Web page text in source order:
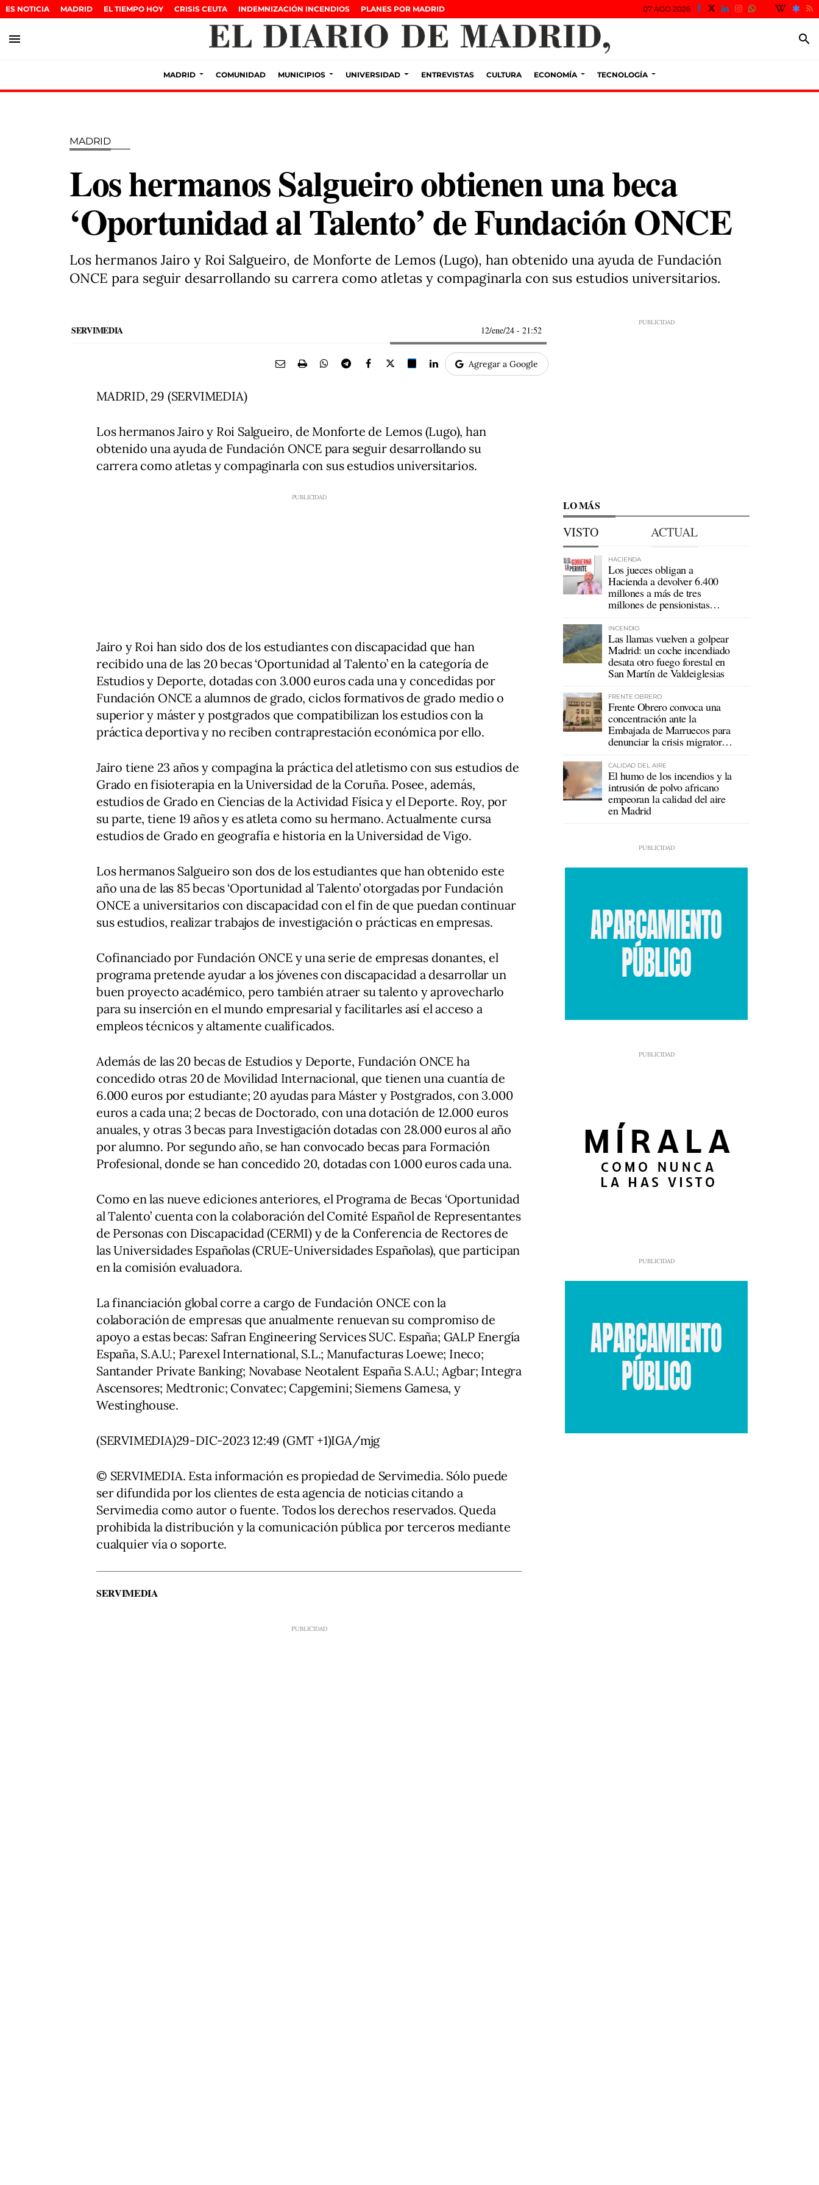
ES NOTICIA MADRID EL TIEMPO HOY CRISIS CEUTA INDEMNIZACIÓN INCENDIOS PLANES POR MADRID 07 AGO 2026
menu search
MADRID COMUNIDAD MUNICIPIOS UNIVERSIDAD ENTREVISTAS CULTURA ECONOMÍA TECNOLOGÍA
MADRID
Los hermanos Salgueiro obtienen una beca
‘Oportunidad al Talento’ de Fundación ONCE
Los hermanos Jairo y Roi Salgueiro, de Monforte de Lemos (Lugo), han obtenido una ayuda de Fundación
ONCE para seguir desarrollando su carrera como atletas y compaginarla con sus estudios universitarios.
SERVIMEDIA 12/ene/24 - 21:52
Agregar a Google
MADRID, 29 (SERVIMEDIA)
Los hermanos Jairo y Roi Salgueiro, de Monforte de Lemos (Lugo), han
obtenido una ayuda de Fundación ONCE para seguir desarrollando su
carrera como atletas y compaginarla con sus estudios universitarios.
Jairo y Roi han sido dos de los estudiantes con discapacidad que han
recibido una de las 20 becas ‘Oportunidad al Talento’ en la categoría de
Estudios y Deporte, dotadas con 3.000 euros cada una y concedidas por
Fundación ONCE a alumnos de grado, ciclos formativos de grado medio o
superior y máster y postgrados que compatibilizan los estudios con la
práctica deportiva y no reciben contraprestación económica por ello.
Jairo tiene 23 años y compagina la práctica del atletismo con sus estudios de
Grado en fisioterapia en la Universidad de la Coruña. Posee, además,
estudios de Grado en Ciencias de la Actividad Física y el Deporte. Roy, por
su parte, tiene 19 años y es atleta como su hermano. Actualmente cursa
estudios de Grado en geografía e historia en la Universidad de Vigo.
Los hermanos Salgueiro son dos de los estudiantes que han obtenido este
año una de las 85 becas ‘Oportunidad al Talento’ otorgadas por Fundación
ONCE a universitarios con discapacidad con el fin de que puedan continuar
sus estudios, realizar trabajos de investigación o prácticas en empresas.
Cofinanciado por Fundación ONCE y una serie de empresas donantes, el
programa pretende ayudar a los jóvenes con discapacidad a desarrollar un
buen proyecto académico, pero también atraer su talento y aprovecharlo
para su inserción en el mundo empresarial y facilitarles así el acceso a
empleos técnicos y altamente cualificados.
Además de las 20 becas de Estudios y Deporte, Fundación ONCE ha
concedido otras 20 de Movilidad Internacional, que tienen una cuantía de
6.000 euros por estudiante; 20 ayudas para Máster y Postgrados, con 3.000
euros a cada una; 2 becas de Doctorado, con una dotación de 12.000 euros
anuales, y otras 3 becas para Investigación dotadas con 28.000 euros al año
por alumno. Por segundo año, se han convocado becas para Formación
Profesional, donde se han concedido 20, dotadas con 1.000 euros cada una.
Como en las nueve ediciones anteriores, el Programa de Becas ‘Oportunidad
al Talento’ cuenta con la colaboración del Comité Español de Representantes
de Personas con Discapacidad (CERMI) y de la Conferencia de Rectores de
las Universidades Españolas (CRUE-Universidades Españolas), que participan
en la comisión evaluadora.
La financiación global corre a cargo de Fundación ONCE con la
colaboración de empresas que anualmente renuevan su compromiso de
apoyo a estas becas: Safran Engineering Services SUC. España; GALP Energía
España, S.A.U.; Parexel International, S.L.; Manufacturas Loewe; Ineco;
Santander Private Banking; Novabase Neotalent España S.A.U.; Agbar; Integra
Ascensores; Medtronic; Convatec; Capgemini; Siemens Gamesa, y
Westinghouse.
(SERVIMEDIA)29-DIC-2023 12:49 (GMT +1)IGA/mjg
© SERVIMEDIA. Esta información es propiedad de Servimedia. Sólo puede
ser difundida por los clientes de esta agencia de noticias citando a
Servimedia como autor o fuente. Todos los derechos reservados. Queda
prohibida la distribución y la comunicación pública por terceros mediante
cualquier vía o soporte.
SERVIMEDIA
LO MÁS
VISTO ACTUAL
HACIENDA
Los jueces obligan a
Hacienda a devolver 6.400
millones a más de tres
millones de pensionistas
INCENDIO
Las llamas vuelven a golpear
Madrid: un coche incendiado
desata otro fuego forestal en
San Martín de Valdeiglesias
FRENTE OBRERO
Frente Obrero convoca una
concentración ante la
Embajada de Marruecos para
denunciar la crisis migratoria
CALIDAD DEL AIRE
El humo de los incendios y la
intrusión de polvo africano
empeoran la calidad del aire
en Madrid